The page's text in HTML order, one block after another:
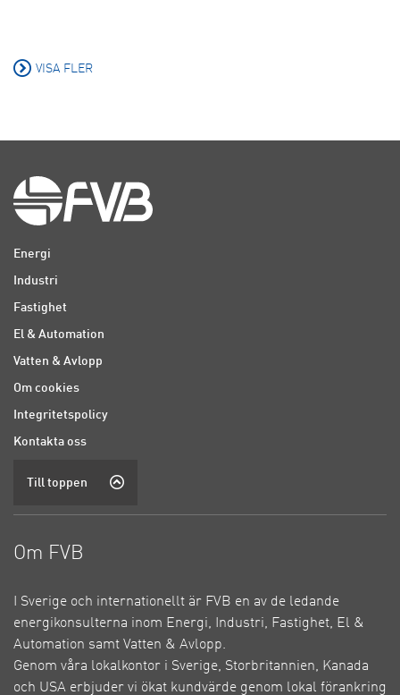
VISA FLER
Energi
Industri
Fastighet
El & Automation
Vatten & Avlopp
Om cookies
Integritetspolicy
Kontakta oss
Till toppen
Om FVB
I Sverige och internationellt är FVB en av de ledande
energikonsulterna inom Energi, Industri, Fastighet, El &
Automation samt Vatten & Avlopp.
Genom våra lokalkontor i Sverige, Storbritannien, Kanada
och USA erbjuder vi ökat kundvärde genom lokal förankring